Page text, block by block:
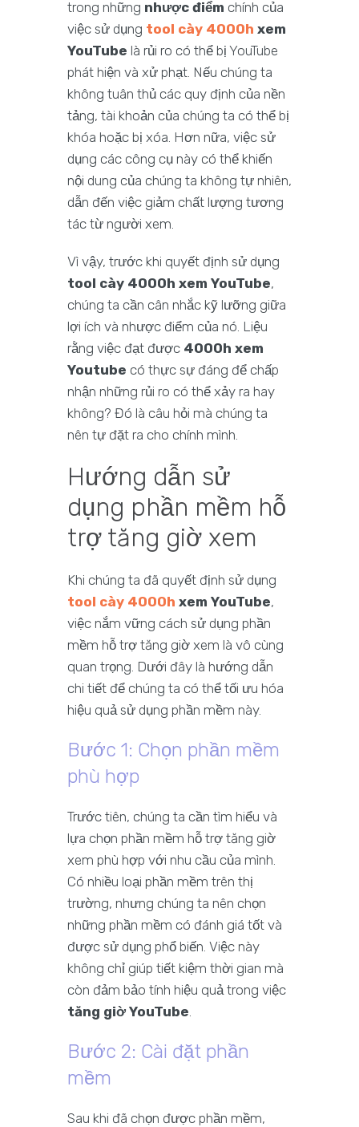
trong những nhược điểm chính của
việc sử dụng tool cày 4000h xem
YouTube là rủi ro có thể bị YouTube
phát hiện và xử phạt. Nếu chúng ta
không tuân thủ các quy định của nền
tảng, tài khoản của chúng ta có thể bị
khóa hoặc bị xóa. Hơn nữa, việc sử
dụng các công cụ này có thể khiến
nội dung của chúng ta không tự nhiên,
dẫn đến việc giảm chất lượng tương
tác từ người xem.
Vì vậy, trước khi quyết định sử dụng
tool cày 4000h xem YouTube,
chúng ta cần cân nhắc kỹ lưỡng giữa
lợi ích và nhược điểm của nó. Liệu
rằng việc đạt được 4000h xem
Youtube có thực sự đáng để chấp
nhận những rủi ro có thể xảy ra hay
không? Đó là câu hỏi mà chúng ta
nên tự đặt ra cho chính mình.
Hướng dẫn sử
dụng phần mềm hỗ
trợ tăng giờ xem
Khi chúng ta đã quyết định sử dụng
tool cày 4000h xem YouTube,
việc nắm vững cách sử dụng phần
mềm hỗ trợ tăng giờ xem là vô cùng
quan trọng. Dưới đây là hướng dẫn
chi tiết để chúng ta có thể tối ưu hóa
hiệu quả sử dụng phần mềm này.
Bước 1: Chọn phần mềm
phù hợp
Trước tiên, chúng ta cần tìm hiểu và
lựa chọn phần mềm hỗ trợ tăng giờ
xem phù hợp với nhu cầu của mình.
Có nhiều loại phần mềm trên thị
trường, nhưng chúng ta nên chọn
những phần mềm có đánh giá tốt và
được sử dụng phổ biến. Việc này
không chỉ giúp tiết kiệm thời gian mà
còn đảm bảo tính hiệu quả trong việc
tăng giờ YouTube.
Bước 2: Cài đặt phần
mềm
Sau khi đã chọn được phần mềm,